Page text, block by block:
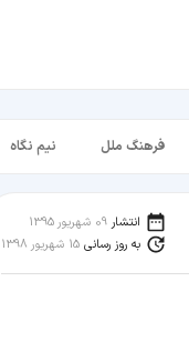
فرهنگ ملل نیم نگاه
انتشار 09 شهریور 1395
به روز رسانی 15 شهریور 1398